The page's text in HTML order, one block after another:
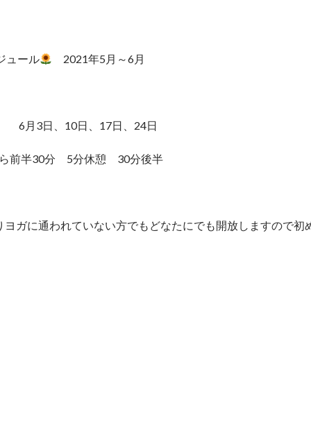
ュール 2021年5月～6月
6月3日、10日、17日、24日
前半30分 5分休憩 30分後半
ガに通われていない方でもどなたにでも開放しますので初